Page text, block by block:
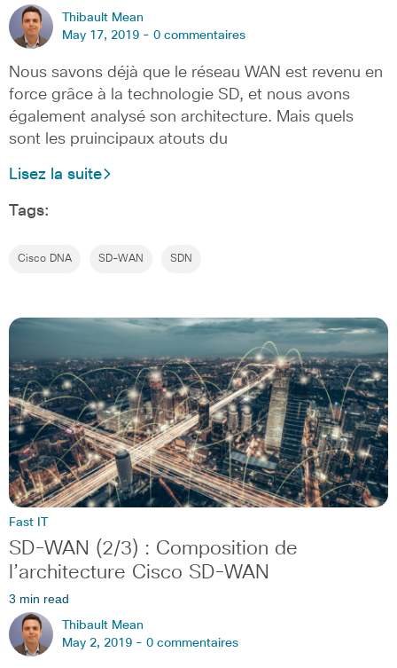
Thibault Mean
May 17, 2019 - 0 commentaires
Nous savons déjà que le réseau WAN est revenu en
force grâce à la technologie SD, et nous avons
également analysé son architecture. Mais quels
sont les pruincipaux atouts du
Lisez la suite
Tags:
Cisco DNA SD-WAN SDN
Fast IT
SD-WAN (2/3) : Composition de
l’architecture Cisco SD-WAN
3 min read
Thibault Mean
May 2, 2019 - 0 commentaires